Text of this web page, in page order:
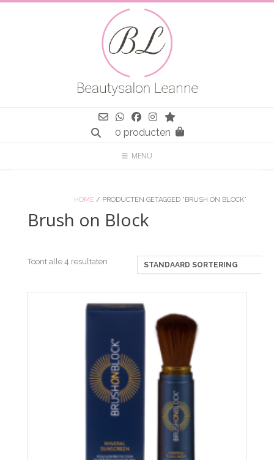
0 producten
MENU
HOME / PRODUCTEN GETAGGED “BRUSH ON BLOCK”
Brush on Block
Toont alle 4 resultaten